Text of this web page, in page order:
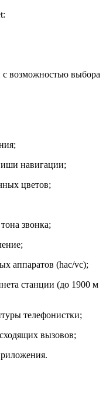
возможностью выбора
навигации;
цветов;
звонка;
аппаратов (hac/vc);
станции (до 1900 м
телефонистки;
вызовов;